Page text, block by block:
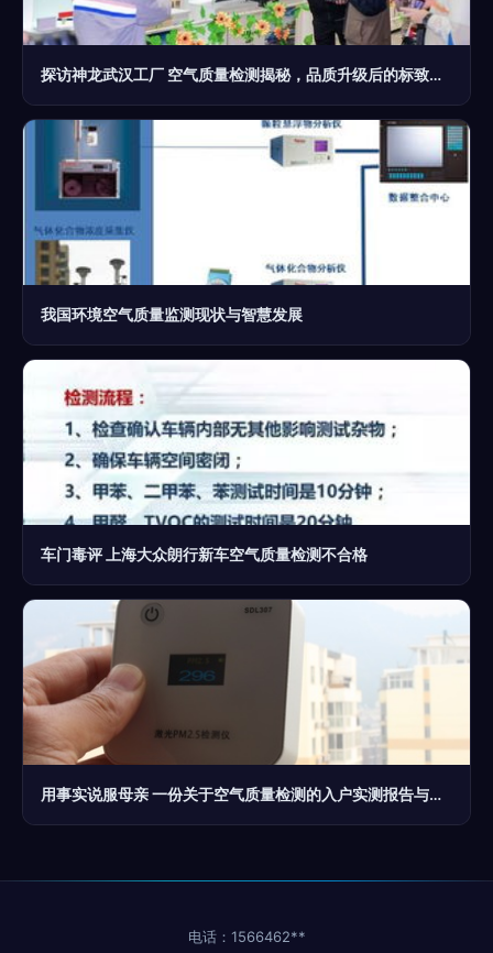
探访神龙武汉工厂 空气质量检测揭秘，品质升级后的标致、雪铁龙是否值得入手？
我国环境空气质量监测现状与智慧发展
车门毒评 上海大众朗行新车空气质量检测不合格
用事实说服母亲 一份关于空气质量检测的入户实测报告与温暖说服术
电话：1566462**